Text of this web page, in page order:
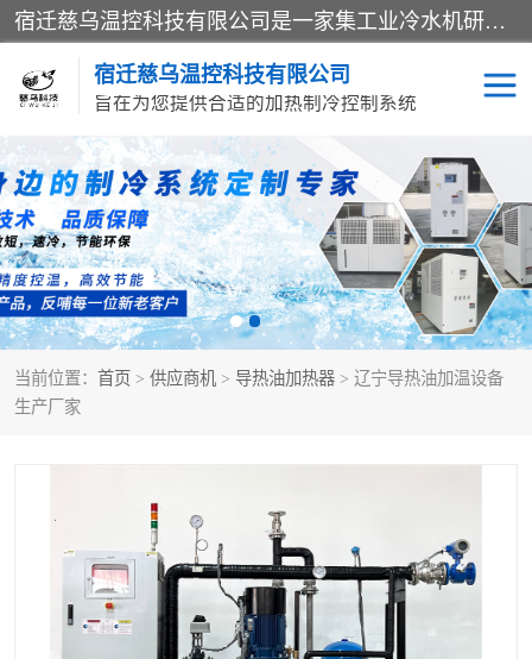
宿迁慈乌温控科技有限公司是一家集工业冷水机研发、制造、营销、服务于一体的技术生产型企业，经营范围包括：冷水机、螺杆式冷水机组、工业冷水机、水冷式冷水机、风冷式冷水机组、风冷螺杆式冷冻机组、冷冻机、注塑专用冷水机、混泥土专用冷水机、低温防爆冷水机组等。专业温控设备供应商 模温机/冷水机/导热油炉定制服务等
宿迁慈乌温控科技有限公司
旨在为您提供合适的加热制冷控制系统
当前位置： 首页 > 供应商机 > 导热油加热器 > 辽宁导热油加温设备
生产厂家
冷水机 模温机
导热油加热器